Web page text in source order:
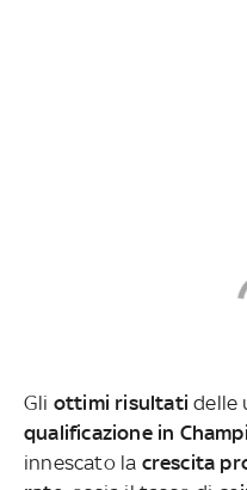
Gli ottimi risultati delle
qualificazione in
innescato la crescita